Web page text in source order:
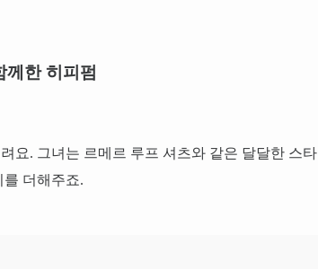
께한 히피펌
요. 그녀는 르메르 루프 셔츠와 같은 달달한 스타
더해주죠.